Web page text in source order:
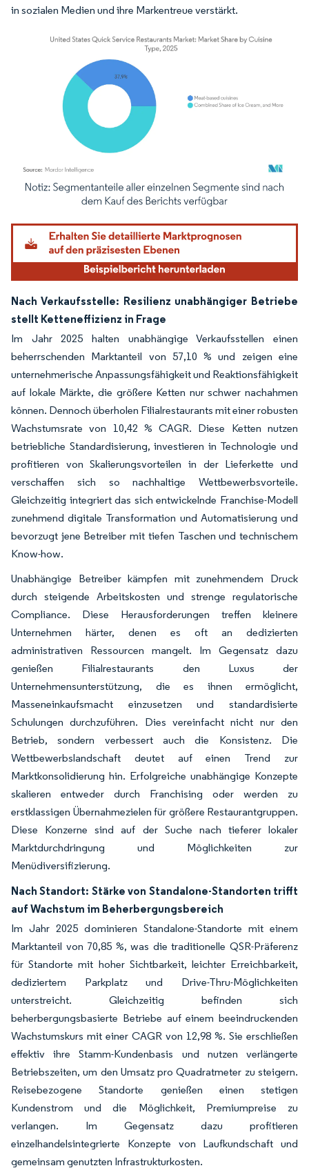
in sozialen Medien und ihre Markentreue verstärkt.
Bild © Mordor Intelligence. Wiederverwendung erfordert Namensnennung
Nach Verkaufsstelle: Resilienz unabhängiger Betriebe
stellt Ketteneffizienz in Frage
Im Jahr 2025 halten unabhängige Verkaufsstellen einen
beherrschenden Marktanteil von 57,10 % und zeigen eine
unternehmerische Anpassungsfähigkeit und Reaktionsfähigkeit
auf lokale Märkte, die größere Ketten nur schwer nachahmen
können. Dennoch überholen Filialrestaurants mit einer robusten
Wachstumsrate von 10,42 % CAGR. Diese Ketten nutzen
betriebliche Standardisierung, investieren in Technologie und
profitieren von Skalierungsvorteilen in der Lieferkette und
verschaffen sich so nachhaltige Wettbewerbsvorteile.
Gleichzeitig integriert das sich entwickelnde Franchise-Modell
zunehmend digitale Transformation und Automatisierung und
bevorzugt jene Betreiber mit tiefen Taschen und technischem
Know-how.
Unabhängige Betreiber kämpfen mit zunehmendem Druck
durch steigende Arbeitskosten und strenge regulatorische
Compliance. Diese Herausforderungen treffen kleinere
Unternehmen härter, denen es oft an dedizierten
administrativen Ressourcen mangelt. Im Gegensatz dazu
genießen Filialrestaurants den Luxus der
Unternehmensunterstützung, die es ihnen ermöglicht,
Masseneinkaufsmacht einzusetzen und standardisierte
Schulungen durchzuführen. Dies vereinfacht nicht nur den
Betrieb, sondern verbessert auch die Konsistenz. Die
Wettbewerbslandschaft deutet auf einen Trend zur
Marktkonsolidierung hin. Erfolgreiche unabhängige Konzepte
skalieren entweder durch Franchising oder werden zu
erstklassigen Übernahmezielen für größere Restaurantgruppen.
Diese Konzerne sind auf der Suche nach tieferer lokaler
Marktdurchdringung und Möglichkeiten zur
Menüdiversifizierung.
Nach Standort: Stärke von Standalone-Standorten trifft
auf Wachstum im Beherbergungsbereich
Im Jahr 2025 dominieren Standalone-Standorte mit einem
Marktanteil von 70,85 %, was die traditionelle QSR-Präferenz
für Standorte mit hoher Sichtbarkeit, leichter Erreichbarkeit,
dediziertem Parkplatz und Drive-Thru-Möglichkeiten
unterstreicht. Gleichzeitig befinden sich
beherbergungsbasierte Betriebe auf einem beeindruckenden
Wachstumskurs mit einer CAGR von 12,98 %. Sie erschließen
effektiv ihre Stamm-Kundenbasis und nutzen verlängerte
Betriebszeiten, um den Umsatz pro Quadratmeter zu steigern.
Reisebezogene Standorte genießen einen stetigen
Kundenstrom und die Möglichkeit, Premiumpreise zu
verlangen. Im Gegensatz dazu profitieren
einzelhandelsintegrierte Konzepte von Laufkundschaft und
gemeinsam genutzten Infrastrukturkosten.